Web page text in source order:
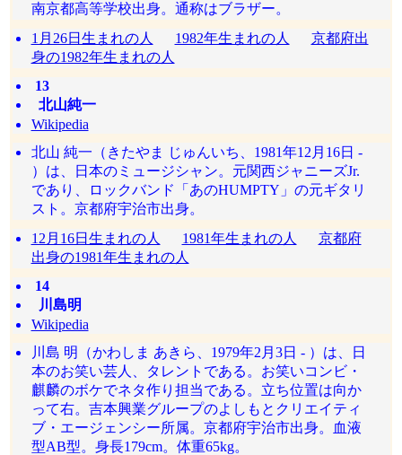
南京都高等学校出身。通称はブラザー。
1月26日生まれの人
1982年生まれの人
京都府出
身の1982年生まれの人
13
北山純一
Wikipedia
北山 純一（きたやま じゅんいち、1981年12月16日 -
）は、日本のミュージシャン。元関西ジャニーズJr.
であり、ロックバンド「あのHUMPTY」の元ギタリ
スト。京都府宇治市出身。
12月16日生まれの人
1981年生まれの人
京都府
出身の1981年生まれの人
14
川島明
Wikipedia
川島 明（かわしま あきら、1979年2月3日 - ）は、日
本のお笑い芸人、タレントである。お笑いコンビ・
麒麟のボケでネタ作り担当である。立ち位置は向か
って右。吉本興業グループのよしもとクリエイティ
ブ・エージェンシー所属。京都府宇治市出身。血液
型AB型。身長179cm。体重65kg。